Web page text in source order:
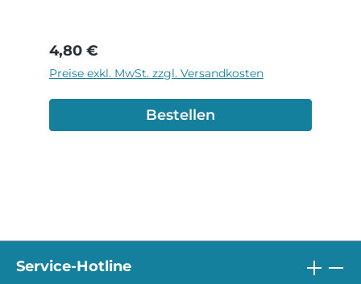
Regulärer Preis:
4,80 €
Preise exkl. MwSt. zzgl. Versandkosten
Bestellen
Service-Hotline